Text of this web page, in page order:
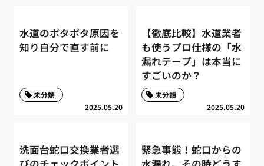
水道のポタポタ原因を
知り自分で直す前に
2025.05.20
未分類
【徹底比較】水道業者
も使うプロ仕様の「水
漏れテープ」は本当に
すごいのか？
2025.05.20
未分類
洗面台蛇口交換業者選
緊急事態！蛇口からの